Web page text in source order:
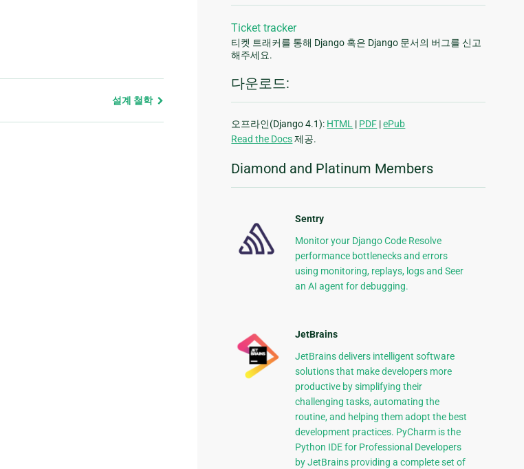
설계 철학
Ticket tracker
티켓 트래커를 통해 Django 혹은 Django 문서의 버그를 신고
해주세요.
다운로드:
오프라인(Django 4.1): HTML | PDF |ePub
Read the Docs제공.
Diamond and Platinum Members
Sentry
Monitor your Django Code Resolve
performance bottlenecks and errors
using monitoring, replays, logs and Seer
an AI agent for debugging.
JetBrains
JetBrains delivers intelligent software
solutions that make developers more
productive by simplifying their
challenging tasks, automating the
routine, and helping them adopt the best
development practices. PyCharm is the
Python IDE for Professional Developers
by JetBrains providing a complete set of